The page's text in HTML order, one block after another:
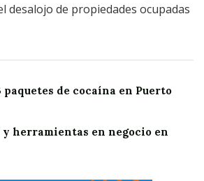
desalojo de propiedades ocupadas
paquetes de cocaína en Puerto
y herramientas en negocio en